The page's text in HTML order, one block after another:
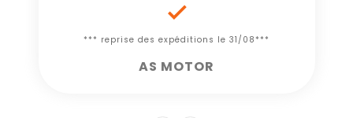

*** reprise des expéditions le 31/08***
AS MOTOR